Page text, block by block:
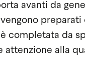
avanti da
è completata da
attenzione alla